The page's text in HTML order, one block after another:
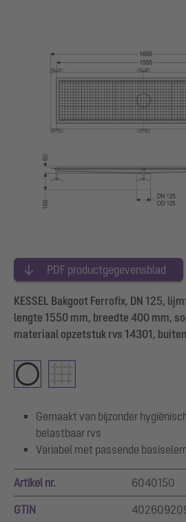
PDF productgegevensblad
KESSEL Bakgoot Ferrofix, DN 125,
lengte 1550 mm, breedte 400 mm,
materiaal opzetstuk rvs 14301,
Gemaakt van bijzonder
belastbaar rvs
Variabel met passende
Artikel nr. 6040150
GTIN